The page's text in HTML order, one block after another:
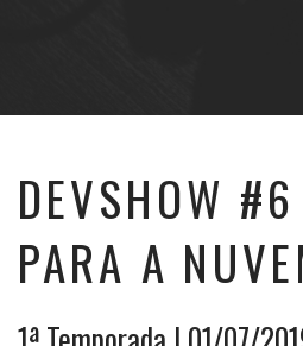
DEVSHOW
PARA A